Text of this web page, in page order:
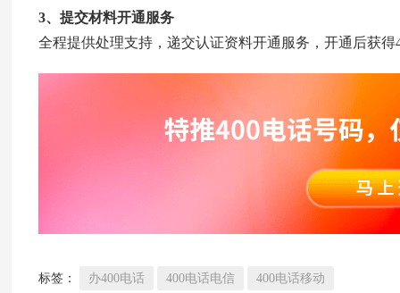
3、提交材料开通服务
全程提供处理支持，递交认证资料开通服务，开通后获得
标签： 办400电话 400电话电信 400电话移动